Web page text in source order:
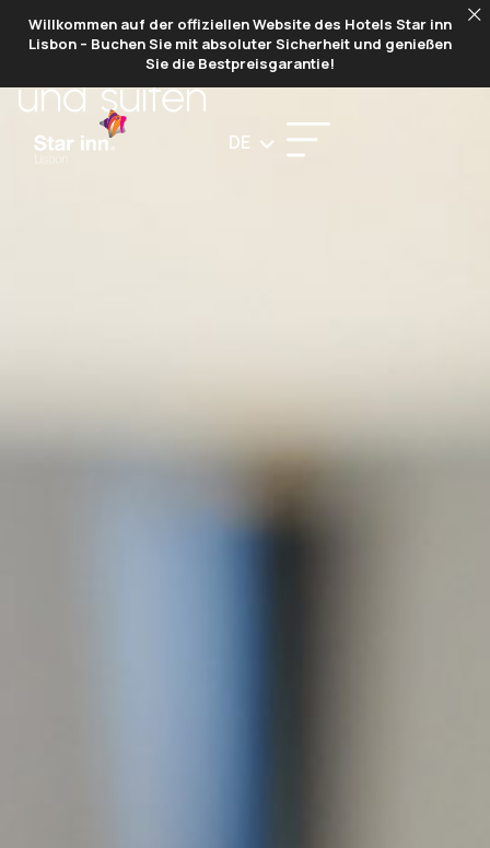
Willkommen auf der offiziellen Website des Hotels Star inn
Lisbon – Buchen Sie mit absoluter Sicherheit und genießen
Sie die Bestpreisgarantie!
DE
ZIMMER
und suiten